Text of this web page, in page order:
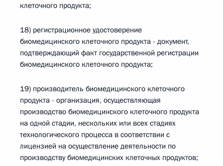
клеточного продукта;
18) регистрационное удостоверение
биомедицинского клеточного продукта - документ,
подтверждающий факт государственной регистрации
биомедицинского клеточного продукта;
19) производитель биомедицинского клеточного
продукта - организация, осуществляющая
производство биомедицинского клеточного продукта
на одной стадии, нескольких или всех стадиях
технологического процесса в соответствии с
лицензией на осуществление деятельности по
производству биомедицинских клеточных продуктов;